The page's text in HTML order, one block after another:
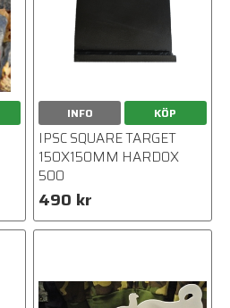
INFO KÖP
IPSC SQUARE TARGET
150X150MM HARDOX
500
490 kr